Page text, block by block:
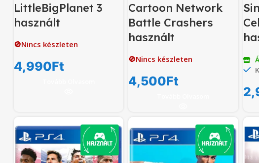
LittleBigPlanet 3
használt
🚫Nincs készleten
4,990Ft
Cartoon Network
Battle Crashers
használt
🚫Nincs készleten
4,500Ft